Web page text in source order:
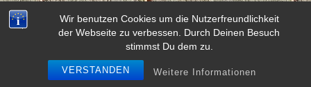
Wir benutzen Cookies um die Nutzerfreundlichkeit
der Webseite zu verbessen. Durch Deinen Besuch
stimmst Du dem zu.
VERSTANDEN Weitere Informationen